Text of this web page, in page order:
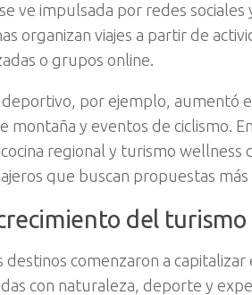
ve impulsada por redes
organizan viajes a partir de
o grupos online.
por ejemplo, aumentó
montaña y eventos de ciclismo.
regional y turismo wellness
que buscan propuestas más
del
destinos comenzaron a
con naturaleza, deporte y